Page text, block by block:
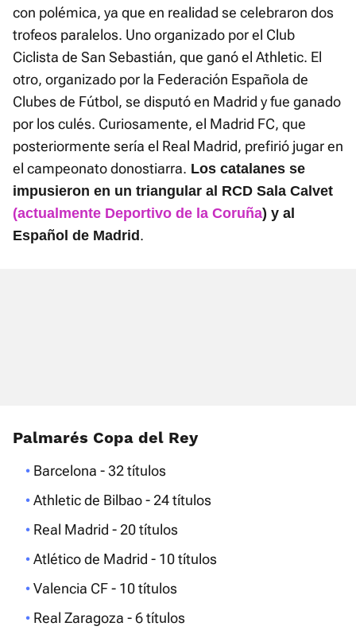
con polémica, ya que en realidad se celebraron dos
trofeos paralelos. Uno organizado por el Club
Ciclista de San Sebastián, que ganó el Athletic. El
otro, organizado por la Federación Española de
Clubes de Fútbol, se disputó en Madrid y fue ganado
por los culés. Curiosamente, el Madrid FC, que
posteriormente sería el Real Madrid, prefirió jugar en
el campeonato donostiarra. Los catalanes se
impusieron en un triangular al RCD Sala Calvet
(actualmente Deportivo de la Coruña) y al
Español de Madrid .
Palmarés Copa del Rey
Barcelona - 32 títulos
Athletic de Bilbao - 24 títulos
Real Madrid - 20 títulos
Atlético de Madrid - 10 títulos
Valencia CF - 10 títulos
Real Zaragoza - 6 títulos